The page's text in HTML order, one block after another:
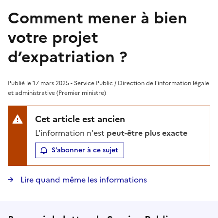
Comment mener à bien
votre projet
d’expatriation ?
Publié le 17 mars 2025 - Service Public / Direction de l'information légale
et administrative (Premier ministre)
Cet article est ancien
L'information n'est peut-être plus exacte
S’abonner à ce sujet
Lire quand même les informations